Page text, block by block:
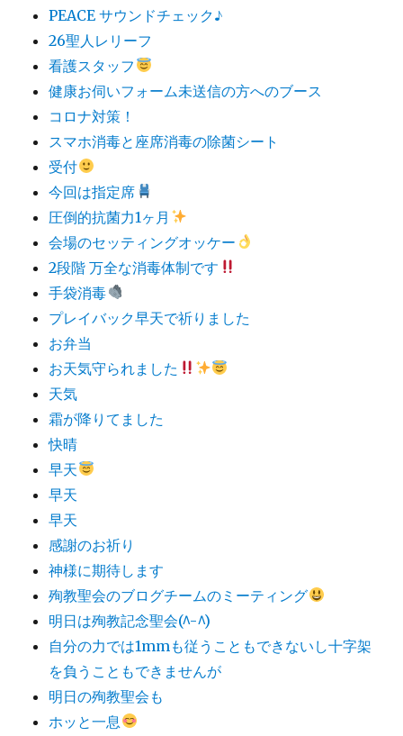
PEACE サウンドチェック♪
26聖人レリーフ
看護スタッフ
健康お伺いフォーム未送信の方へのブース
コロナ対策！
スマホ消毒と座席消毒の除菌シート
受付
今回は指定席
圧倒的抗菌力1ヶ月
会場のセッティングオッケー
2段階 万全な消毒体制です
手袋消毒
プレイバック早天で祈りました
お弁当
お天気守られました
天気
霜が降りてました
快晴
早天
早天
早天
感謝のお祈り
神様に期待します
殉教聖会のブログチームのミーティング
明日は殉教記念聖会(^-^)
自分の力では1mmも従うこともできないし十字架
を負うこともできませんが
明日の殉教聖会も
ホッと一息